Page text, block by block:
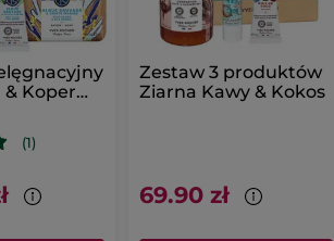
& Koper
(1)
Zestaw 3 produktów
Ziarna Kawy & Kokos
69.90 zł